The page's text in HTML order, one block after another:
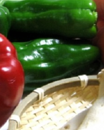
アクセス
お問い合わせ